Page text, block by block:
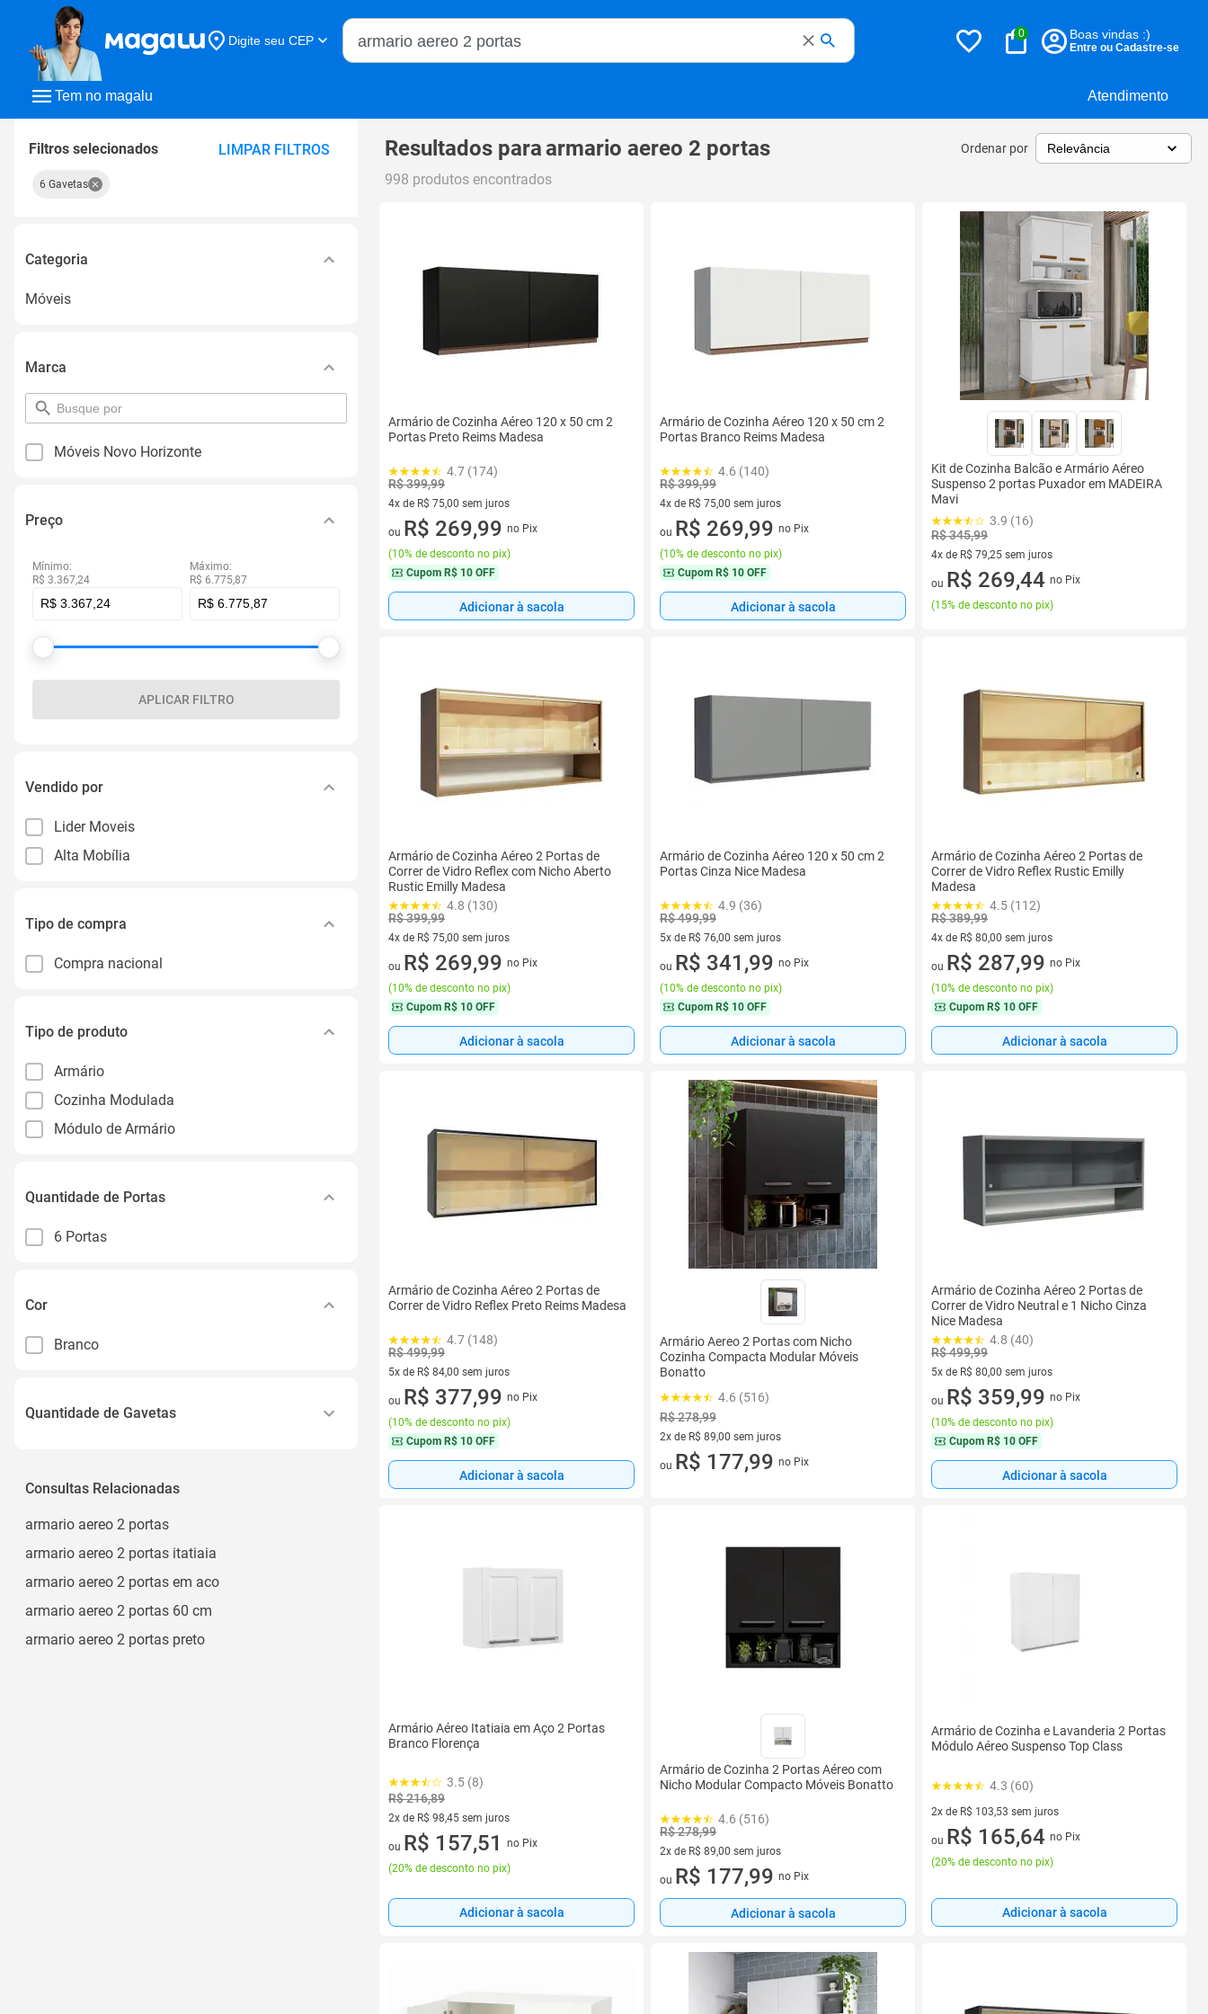
Tem no magalu Atendimento
Digite seu CEP
Buscar no Magalu
0 Boas vindas :)
Entre ou Cadastre-se
Filtros selecionados LIMPAR FILTROS
6 Gavetas
Categoria
Móveis
Marca
pesquisar
por
Móveis Novo Horizonte
Preço
Mínimo:
R$ 3.367,24
Máximo:
R$ 6.775,87
APLICAR FILTRO
Vendido por
Lider Moveis
Alta Mobília
Tipo de compra
Compra nacional
Tipo de produto
Armário
Cozinha Modulada
Módulo de Armário
Quantidade de Portas
6 Portas
Cor
Branco
Quantidade de Gavetas
Consultas Relacionadas
armario aereo 2 portas
armario aereo 2 portas itatiaia
armario aereo 2 portas em aco
armario aereo 2 portas 60 cm
armario aereo 2 portas preto
Resultados paraarmario aereo 2 portas Ordenar por
998 produtos encontrados
Armário de Cozinha Aéreo 120 x 50 cm 2
Portas Preto Reims Madesa
4.7 (174)
R$ 399,99
4x de R$ 75,00 sem juros
4 vez de R$ 75,00 sem juros
ou R$ 269,99 no Pix
(10% de desconto no pix)
Cupom R$ 10 OFF
Adicionar à sacola
Armário de Cozinha Aéreo 120 x 50 cm 2
Portas Branco Reims Madesa
4.6 (140)
R$ 399,99
4x de R$ 75,00 sem juros
4 vez de R$ 75,00 sem juros
ou R$ 269,99 no Pix
(10% de desconto no pix)
Cupom R$ 10 OFF
Adicionar à sacola
Kit de Cozinha Balcão e Armário Aéreo
Suspenso 2 portas Puxador em MADEIRA
Mavi
3.9 (16)
R$ 345,99
4x de R$ 79,25 sem juros
4 vez de R$ 79,25 sem juros
ou R$ 269,44 no Pix
(15% de desconto no pix)
Armário de Cozinha Aéreo 2 Portas de
Correr de Vidro Reflex com Nicho Aberto
Rustic Emilly Madesa
4.8 (130)
R$ 399,99
4x de R$ 75,00 sem juros
4 vez de R$ 75,00 sem juros
ou R$ 269,99 no Pix
(10% de desconto no pix)
Cupom R$ 10 OFF
Adicionar à sacola
Armário de Cozinha Aéreo 120 x 50 cm 2
Portas Cinza Nice Madesa
4.9 (36)
R$ 499,99
5x de R$ 76,00 sem juros
5 vez de R$ 76,00 sem juros
ou R$ 341,99 no Pix
(10% de desconto no pix)
Cupom R$ 10 OFF
Adicionar à sacola
Armário de Cozinha Aéreo 2 Portas de
Correr de Vidro Reflex Rustic Emilly
Madesa
4.5 (112)
R$ 389,99
4x de R$ 80,00 sem juros
4 vez de R$ 80,00 sem juros
ou R$ 287,99 no Pix
(10% de desconto no pix)
Cupom R$ 10 OFF
Adicionar à sacola
Armário de Cozinha Aéreo 2 Portas de
Correr de Vidro Reflex Preto Reims Madesa
4.7 (148)
R$ 499,99
5x de R$ 84,00 sem juros
5 vez de R$ 84,00 sem juros
ou R$ 377,99 no Pix
(10% de desconto no pix)
Cupom R$ 10 OFF
Adicionar à sacola
Armário Aereo 2 Portas com Nicho
Cozinha Compacta Modular Móveis
Bonatto
4.6 (516)
R$ 278,99
2x de R$ 89,00 sem juros
2 vez de R$ 89,00 sem juros
ou R$ 177,99 no Pix
Armário de Cozinha Aéreo 2 Portas de
Correr de Vidro Neutral e 1 Nicho Cinza
Nice Madesa
4.8 (40)
R$ 499,99
5x de R$ 80,00 sem juros
5 vez de R$ 80,00 sem juros
ou R$ 359,99 no Pix
(10% de desconto no pix)
Cupom R$ 10 OFF
Adicionar à sacola
Armário Aéreo Itatiaia em Aço 2 Portas
Branco Florença
3.5 (8)
R$ 216,89
2x de R$ 98,45 sem juros
2 vez de R$ 98,45 sem juros
ou R$ 157,51
no Pix
(20% de desconto no pix)
Adicionar à sacola
Armário de Cozinha 2 Portas Aéreo com
Nicho Modular Compacto Móveis Bonatto
4.6 (516)
R$ 278,99
2x de R$ 89,00 sem juros
2 vez de R$ 89,00 sem juros
ou R$ 177,99 no Pix
Adicionar à sacola
Armário de Cozinha e Lavanderia 2 Portas
Módulo Aéreo Suspenso Top Class
4.3 (60)
2x de R$ 103,53 sem juros
2 vez de R$ 103,53 sem juros
ou R$ 165,64 no Pix
(20% de desconto no pix)
Adicionar à sacola